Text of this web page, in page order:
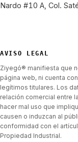
Nardo #10 A, Col.
AVISO LEGAL
Ziyegó® manifiesta que
página web, ni cuenta
legítimos titulares. Los
relación comercial entre
hacer mal uso que
causen o induzcan al
conformidad con el
Propiedad Industrial.